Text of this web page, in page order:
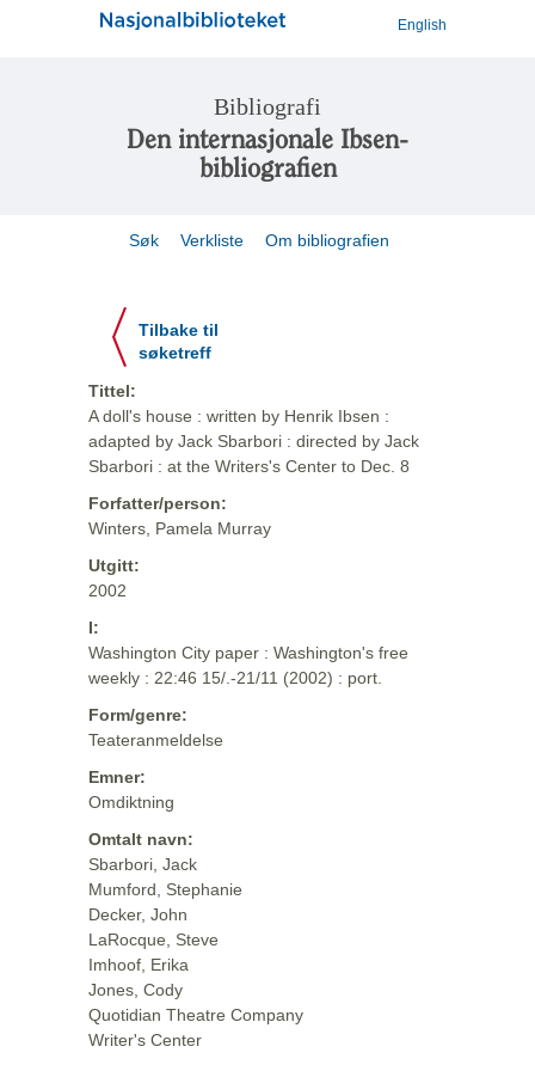
English
Bibliografi
Den internasjonale Ibsen-
bibliografien
Søk Verkliste Om bibliografien
Tilbake til
søketreff
Tittel:
A doll's house : written by Henrik Ibsen :
adapted by Jack Sbarbori : directed by Jack
Sbarbori : at the Writers's Center to Dec. 8
Forfatter/person:
Winters, Pamela Murray
Utgitt:
2002
I:
Washington City paper : Washington's free
weekly : 22:46 15/.-21/11 (2002) : port.
Form/genre:
Teateranmeldelse
Emner:
Omdiktning
Omtalt navn:
Sbarbori, Jack
Mumford, Stephanie
Decker, John
LaRocque, Steve
Imhoof, Erika
Jones, Cody
Quotidian Theatre Company
Writer's Center